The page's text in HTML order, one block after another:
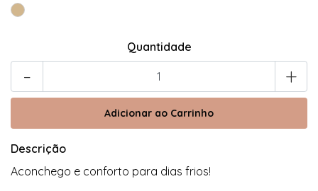
Quantidade
- +
Descrição
Aconchego e conforto para dias frios!